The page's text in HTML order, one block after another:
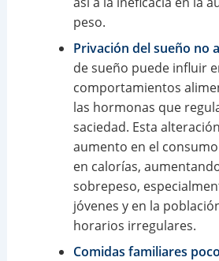
peso.
Privación del sueño no
de sueño puede influir
comportamientos
las hormonas que
saciedad. Esta
aumento en el
en calorías,
sobrepeso,
jóvenes y en la
horarios irregulares.
Comidas familiares